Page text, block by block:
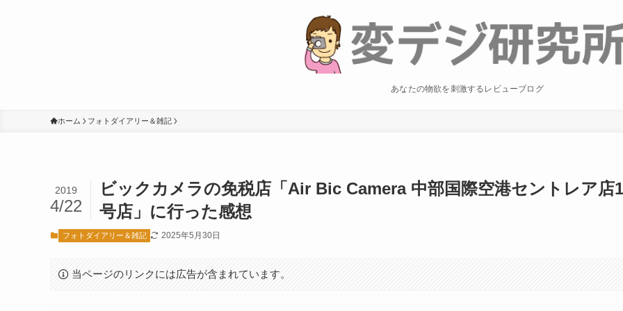
あなたの物欲を刺激するレビューブログ
ホーム フォトダイアリー＆雑記
ビックカメラの免税店「Air Bic Camera 中部国際空港セントレア店1
号店」に行った感想
2019
4/22
フォトダイアリー＆雑記 2025年5月30日
当ページのリンクには広告が含まれています。